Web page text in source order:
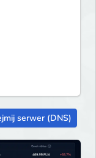
serwer (DNS)